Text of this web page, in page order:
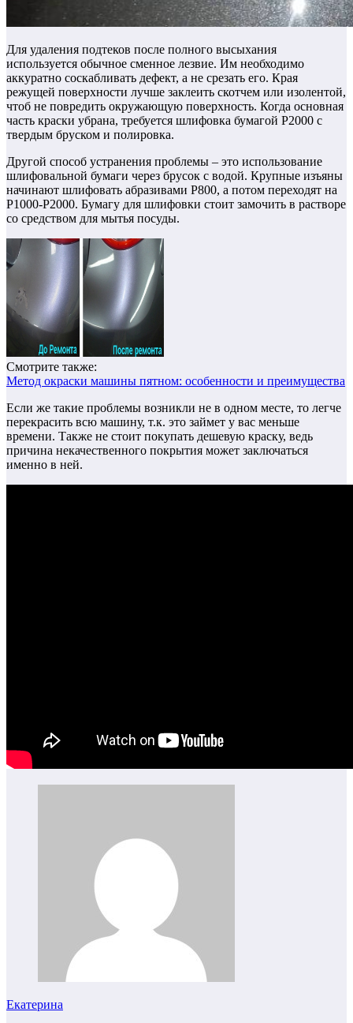
Для удаления подтеков после полного высыхания
используется обычное сменное лезвие. Им необходимо
аккуратно соскабливать дефект, а не срезать его. Края
режущей поверхности лучше заклеить скотчем или изолентой,
чтоб не повредить окружающую поверхность. Когда основная
часть краски убрана, требуется шлифовка бумагой Р2000 с
твердым бруском и полировка.
Другой способ устранения проблемы – это использование
шлифовальной бумаги через брусок с водой. Крупные изъяны
начинают шлифовать абразивами Р800, а потом переходят на
Р1000-Р2000. Бумагу для шлифовки стоит замочить в растворе
со средством для мытья посуды.
Смотрите также:
Метод окраски машины пятном: особенности и преимущества
Если же такие проблемы возникли не в одном месте, то легче
перекрасить всю машину, т.к. это займет у вас меньше
времени. Также не стоит покупать дешевую краску, ведь
причина некачественного покрытия может заключаться
именно в ней.
Екатерина